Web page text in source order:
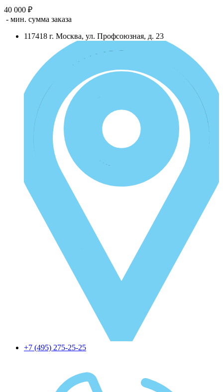
40 000 ₽
- мин. сумма заказа
117418 г. Москва, ул. Профсоюзная, д. 23
+7 (495) 275-25-25